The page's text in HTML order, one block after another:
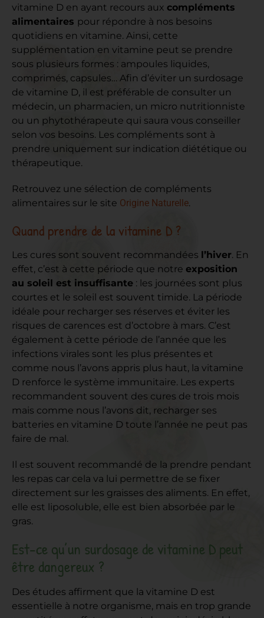
vitamine D en ayant recours aux compléments
alimentaires pour répondre à nos besoins
quotidiens en vitamine. Ainsi, cette
supplémentation en vitamine peut se prendre
sous plusieurs formes : ampoules liquides,
comprimés, capsules… Afin d’éviter un surdosage
de vitamine D, il est préférable de consulter un
médecin, un pharmacien, un micro nutritionniste
ou un phytothérapeute qui saura vous conseiller
selon vos besoins. Les compléments sont à
prendre uniquement sur indication diététique ou
thérapeutique.
Retrouvez une sélection de compléments
alimentaires sur le site Origine Naturelle.
Quand prendre de la vitamine D ?
Les cures sont souvent recommandées l’hiver. En
effet, c’est à cette période que notre exposition
au soleil est insuffisante : les journées sont plus
courtes et le soleil est souvent timide. La période
idéale pour recharger ses réserves et éviter les
risques de carences est d’octobre à mars. C’est
également à cette période de l’année que les
infections virales sont les plus présentes et
comme nous l’avons appris plus haut, la vitamine
D renforce le système immunitaire. Les experts
recommandent souvent des cures de trois mois
mais comme nous l’avons dit, recharger ses
batteries en vitamine D toute l’année ne peut pas
faire de mal.
Il est souvent recommandé de la prendre pendant
les repas car cela va lui permettre de se fixer
directement sur les graisses des aliments. En effet,
elle est liposoluble, elle est bien absorbée par le
gras.
Est-ce qu’un surdosage de vitamine D peut
être dangereux ?
Des études affirment que la vitamine D est
essentielle à notre organisme, mais en trop grande